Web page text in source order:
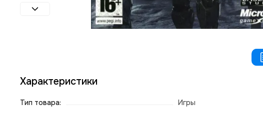
Характеристики
Тип товара:
Игры